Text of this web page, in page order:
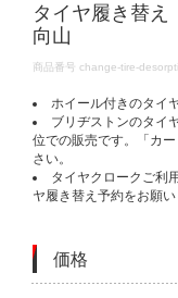
タイヤ履き替え
向山
DETAILS
商品番号 change-tire-
ホイール付きのタイ
ブリヂストンのタイ
位での販売です。「カ
さい。
タイヤクロークご利
ヤ履き替え予約をお願い
価格